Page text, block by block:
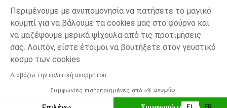
Περιμένουμε με ανυπομονησία να πατήσετε το μαγικό
κουμπί για να βάλουμε τα cookies μας στο φούρνο και
να μαζέψουμε μερικά ψίχουλα από τις προτιμήσεις
σας. Λοιπόν, είστε έτοιμοι να βουτήξετε στον γευστικό
κόσμο των cookies
Διαβάζω την πολιτική απορρήτου
Συμφωνίες πιστοποιημένες από
Γκρι
Γκρούπ
Δυνατότητα πληρωμής με
ΠΡΟΣΘΉΚΗ ΣΤΟ ΚΑΛΆΘΙ
*Εμπορικες προσφορες
Προσωπικά δεδομένα
Διαχείρηση των cookies
Προσβασιμότητα: μη συμμορφούμενη
H Orchestra συμμετέχει στον κωδικά δεοντολογίας και στο σύστημα
μεσολάβησης της Γαλλικής Ομοσπονδίας Ηλεκτρονικού Εμπορίου.